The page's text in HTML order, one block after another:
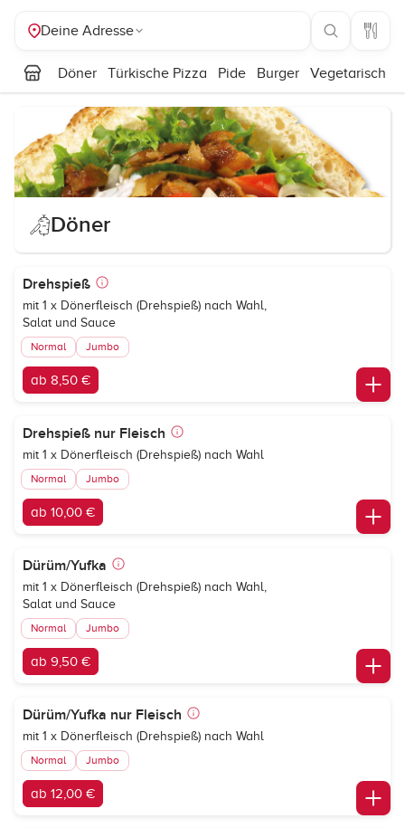
Deine Adresse
Döner Türkische Pizza Pide Burger Vegetarisch
Döner
Drehspieß
mit 1 x Dönerfleisch (Drehspieß) nach Wahl,
Salat und Sauce
Normal Jumbo
ab 8,50 €
Drehspieß nur Fleisch
mit 1 x Dönerfleisch (Drehspieß) nach Wahl
Normal Jumbo
ab 10,00 €
Dürüm/Yufka
mit 1 x Dönerfleisch (Drehspieß) nach Wahl,
Salat und Sauce
Normal Jumbo
ab 9,50 €
Dürüm/Yufka nur Fleisch
mit 1 x Dönerfleisch (Drehspieß) nach Wahl
Normal Jumbo
ab 12,00 €